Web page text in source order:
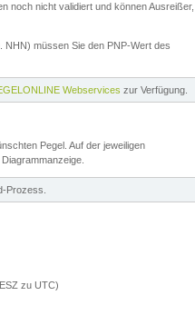
noch nicht validiert und können Ausreißer,
NHN) müssen Sie den PNP-Wert des
Webservices zur Verfügung.
Pegel. Auf der jeweiligen
Prozess.
zu UTC)